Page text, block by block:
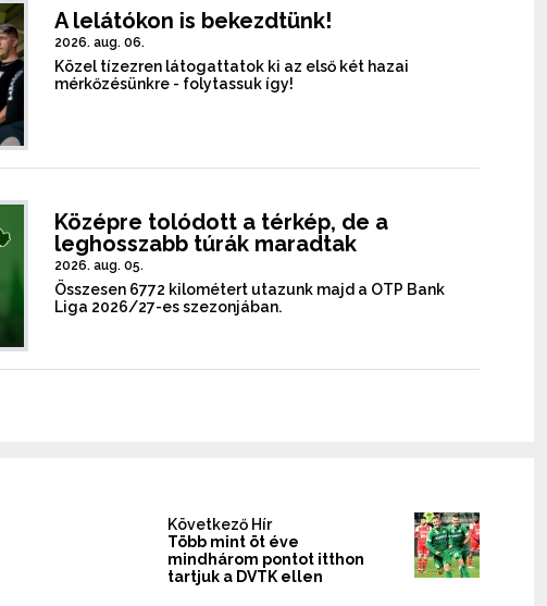
A lelátókon is bekezdtünk!
2026. aug. 06.
Közel tízezren látogattatok ki az első két hazai
mérkőzésünkre - folytassuk így!
Középre tolódott a térkép, de a
leghosszabb túrák maradtak
2026. aug. 05.
Összesen 6772 kilométert utazunk majd a OTP Bank
Liga 2026/27-es szezonjában.
Következő Hír
Több mint öt éve
mindhárom pontot itthon
tartjuk a DVTK ellen